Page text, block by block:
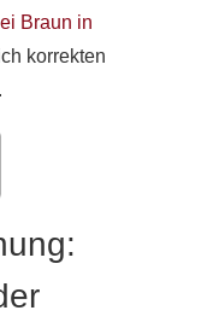
Braun in
korrekten